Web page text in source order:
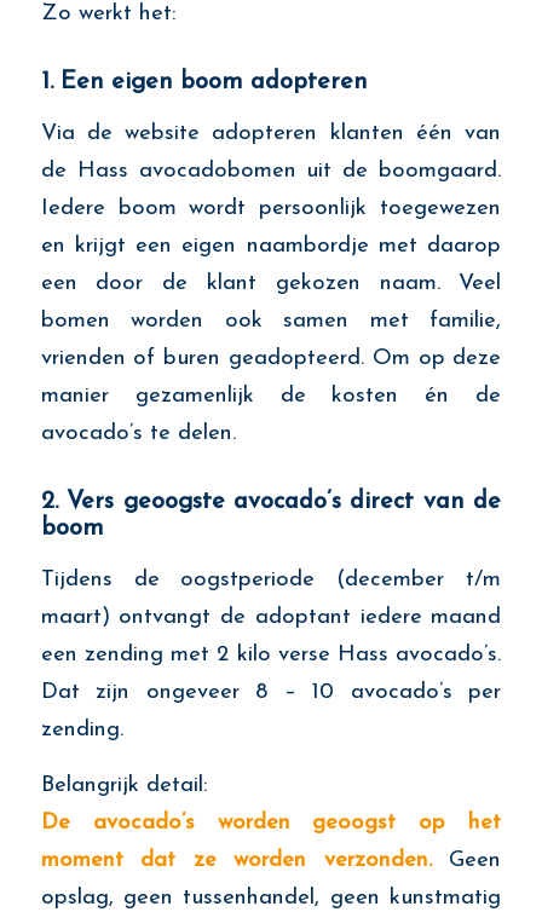
Zo werkt het:
1. Een eigen boom adopteren
Via de website adopteren klanten één van
de Hass avocadobomen uit de boomgaard.
Iedere boom wordt persoonlijk toegewezen
en krijgt een eigen naambordje met daarop
een door de klant gekozen naam. Veel
bomen worden ook samen met familie,
vrienden of buren geadopteerd. Om op deze
manier gezamenlijk de kosten én de
avocado’s te delen.
2. Vers geoogste avocado’s direct van de
boom
Tijdens de oogstperiode (december t/m
maart) ontvangt de adoptant iedere maand
een zending met 2 kilo verse Hass avocado’s.
Dat zijn ongeveer 8 – 10 avocado’s per
zending.
Belangrijk detail:
De avocado’s worden geoogst op het
moment dat ze worden verzonden. Geen
opslag, geen tussenhandel, geen kunstmatig